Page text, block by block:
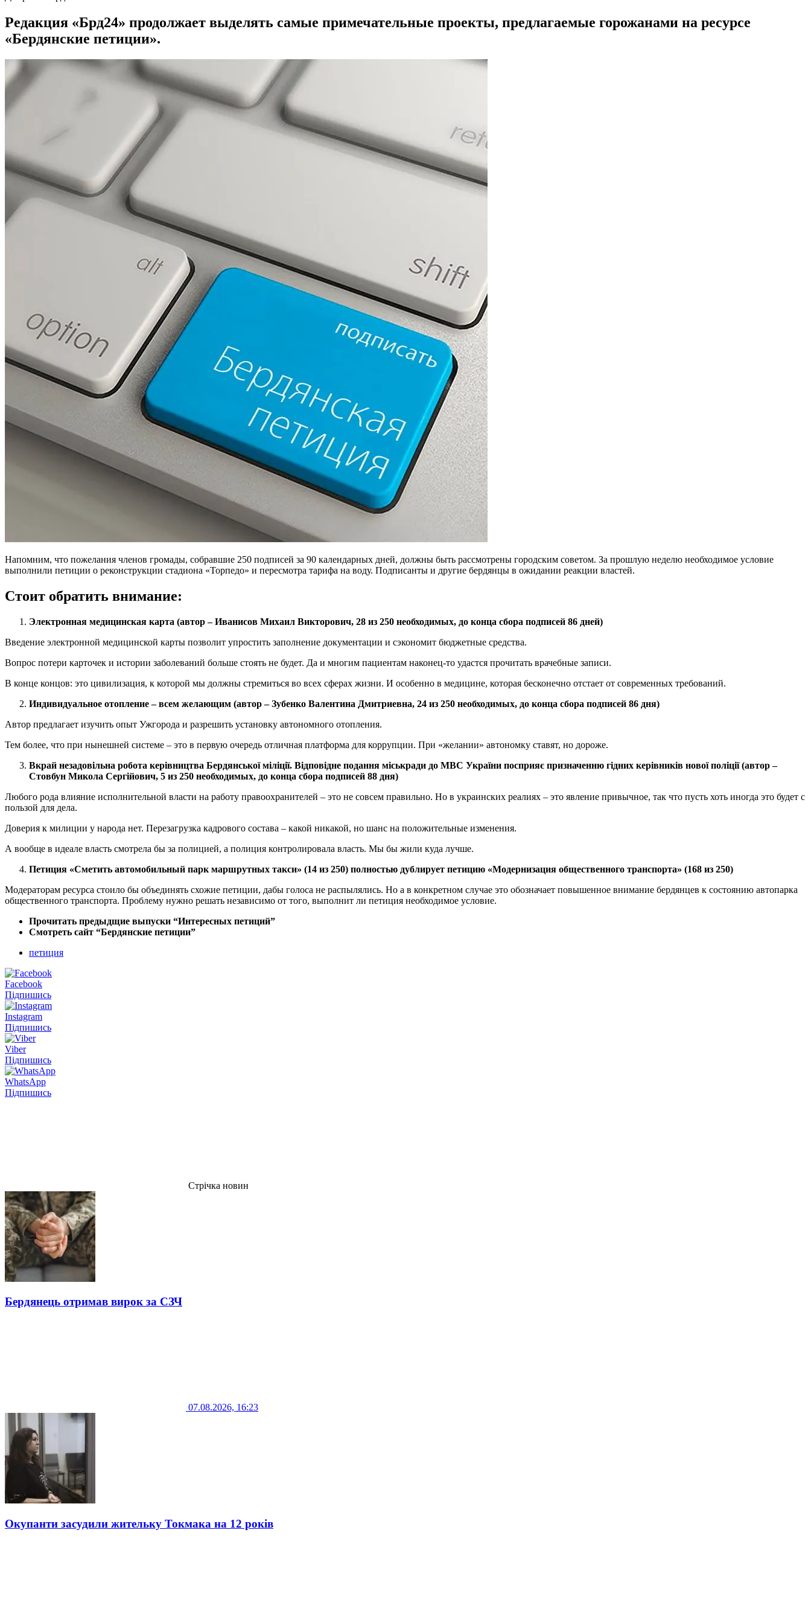
Редакция «Брд24» продолжает выделять самые примечательные проекты, предлагаемые горожанами на ресурсе
«Бердянские петиции».
Напомним, что пожелания членов громады, собравшие 250 подписей за 90 календарных дней, должны быть рассмотрены городским советом. За прошлую неделю необходимое условие
выполнили петиции о реконструкции стадиона «Торпедо» и пересмотра тарифа на воду. Подписанты и другие бердянцы в ожидании реакции властей.
Стоит обратить внимание:
Электронная медицинская карта (автор – Иванисов Михаил Викторович, 28 из 250 необходимых, до конца сбора подписей 86 дней)
Введение электронной медицинской карты позволит упростить заполнение документации и сэкономит бюджетные средства.
Вопрос потери карточек и истории заболеваний больше стоять не будет. Да и многим пациентам наконец-то удастся прочитать врачебные записи.
В конце концов: это цивилизация, к которой мы должны стремиться во всех сферах жизни. И особенно в медицине, которая бесконечно отстает от современных требований.
Индивидуальное отопление – всем желающим (автор – Зубенко Валентина Дмитриевна, 24 из 250 необходимых, до конца сбора подписей 86 дня)
Автор предлагает изучить опыт Ужгорода и разрешить установку автономного отопления.
Тем более, что при нынешней системе – это в первую очередь отличная платформа для коррупции. При «желании» автономку ставят, но дороже.
Вкрай незадовільна робота керівництва Бердянської міліції. Відповідне подання міськради до МВС України посприяє призначенню гідних керівників нової поліції (автор –
Стовбун Микола Сергійович, 5 из 250 необходимых, до конца сбора подписей 88 дня)
Любого рода влияние исполнительной власти на работу правоохранителей – это не совсем правильно. Но в украинских реалиях – это явление привычное, так что пусть хоть иногда это будет с
пользой для дела.
Доверия к милиции у народа нет. Перезагрузка кадрового состава – какой никакой, но шанс на положительные изменения.
А вообще в идеале власть смотрела бы за полицией, а полиция контролировала власть. Мы бы жили куда лучше.
Петиция «Сметить автомобильный парк маршрутных такси» (14 из 250) полностью дублирует петицию «Модернизация общественного транспорта» (168 из 250)
Модераторам ресурса стоило бы объединять схожие петиции, дабы голоса не распылялись. Но а в конкретном случае это обозначает повышенное внимание бердянцев к состоянию автопарка
общественного транспорта. Проблему нужно решать независимо от того, выполнит ли петиция необходимое условие.
Прочитать предыдщие выпуски “Интересных петиций”
Смотреть сайт “Бердянские петиции”
петиция
Facebook
Підпишись
Instagram
Підпишись
Viber
Підпишись
WhatsApp
Підпишись
Стрічка новин
Бердянець отримав вирок за СЗЧ
07.08.2026, 16:23
Окупанти засудили жительку Токмака на 12 років